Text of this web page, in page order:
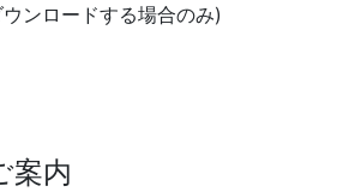
ンロードする場合のみ)
案内